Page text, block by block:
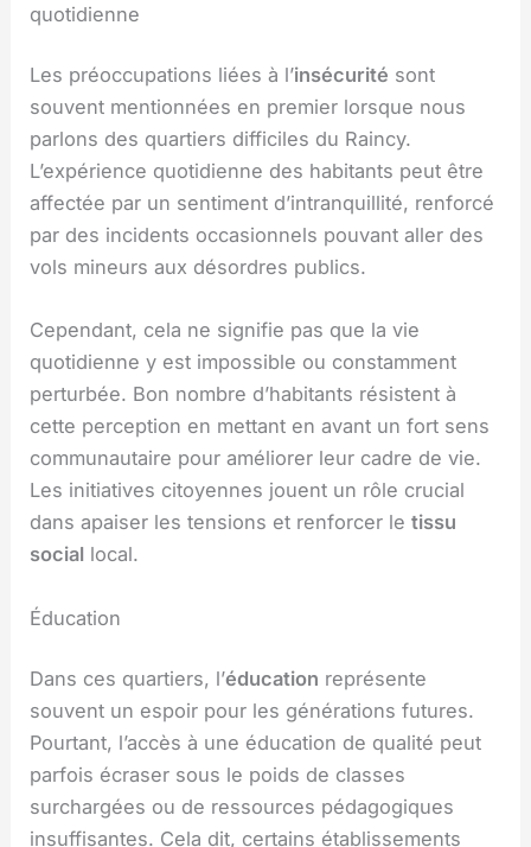
quotidienne
Les préoccupations liées à l’insécurité sont
souvent mentionnées en premier lorsque nous
parlons des quartiers difficiles du Raincy.
L’expérience quotidienne des habitants peut être
affectée par un sentiment d’intranquillité, renforcé
par des incidents occasionnels pouvant aller des
vols mineurs aux désordres publics.
Cependant, cela ne signifie pas que la vie
quotidienne y est impossible ou constamment
perturbée. Bon nombre d’habitants résistent à
cette perception en mettant en avant un fort sens
communautaire pour améliorer leur cadre de vie.
Les initiatives citoyennes jouent un rôle crucial
dans apaiser les tensions et renforcer letissu
social local.
Éducation
Dans ces quartiers, l’éducation représente
souvent un espoir pour les générations futures.
Pourtant, l’accès à une éducation de qualité peut
parfois écraser sous le poids de classes
surchargées ou de ressources pédagogiques
insuffisantes. Cela dit, certains établissements